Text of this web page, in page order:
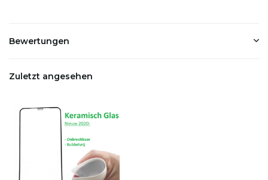
Bewertungen
Zuletzt angesehen